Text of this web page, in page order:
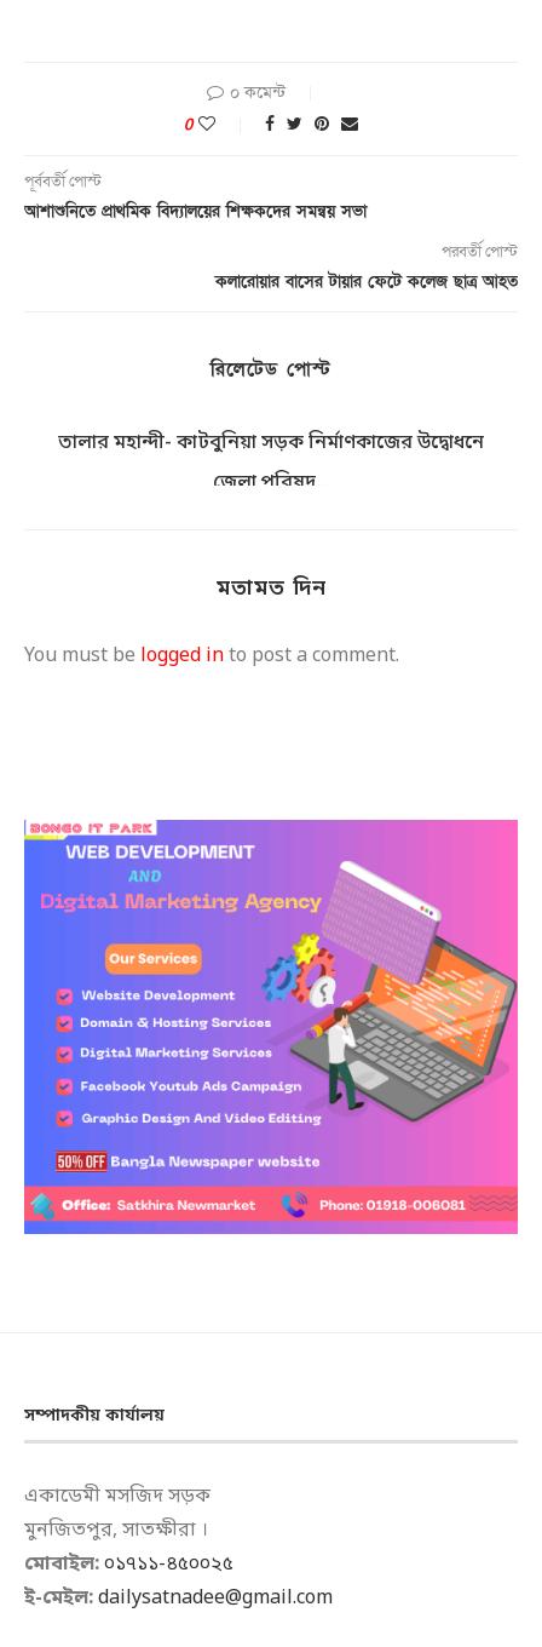
০ কমেন্ট
0
পূর্ববর্তী পোস্ট
আশাশুনিতে প্রাথমিক বিদ্যালয়ের শিক্ষকদের সমন্বয় সভা
পরবর্তী পোস্ট
কলারোয়ার বাসের টায়ার ফেটে কলেজ ছাত্র আহত
রিলেটেড পোস্ট
তালার মহান্দী- কাটবুনিয়া সড়ক নির্মাণকাজের উদ্বোধনে
জেলা পরিষদ...
মতামত দিন
You must be logged into post a comment.
সম্পাদকীয় কার্যালয়
একাডেমী মসজিদ সড়ক
মুনজিতপুর, সাতক্ষীরা ।
মোবাইল:০১৭১১-৪৫০০২৫
ই-মেইল:dailysatnadee@gmail.com